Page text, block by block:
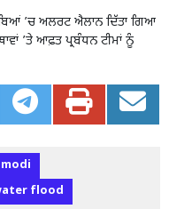
’ਚ ਅਲਰਟ ਐਲਾਨ ਦਿੱਤਾ ਗਿਆ
’ਤੇ ਆਫ਼ਤ ਪ੍ਰਬੰਧਨ ਟੀਮਾਂ ਨੂੰ
flood